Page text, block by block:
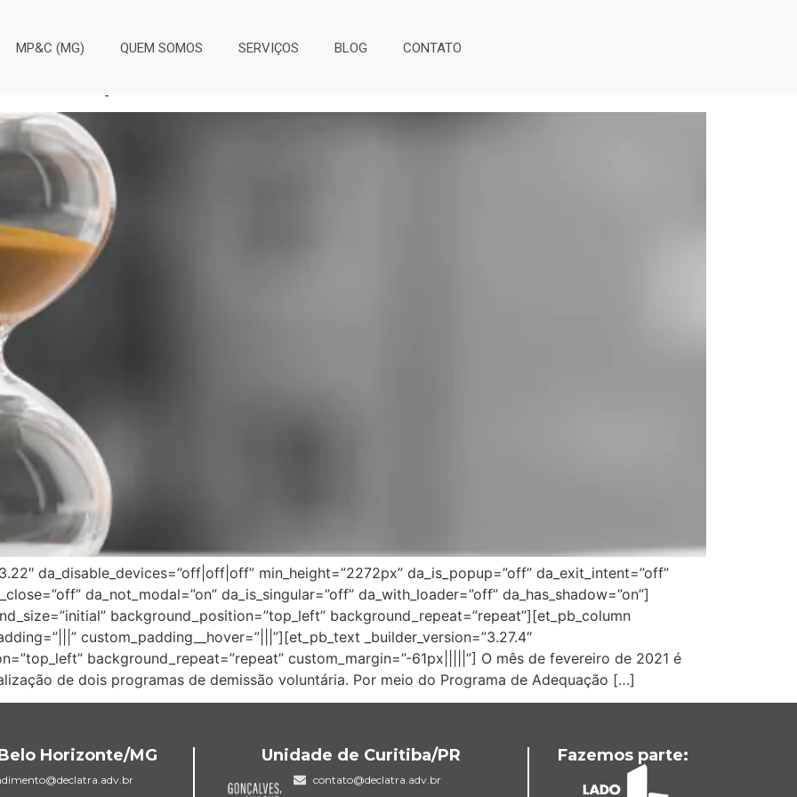
MP&C (MG) QUEM SOMOS SERVIÇOS BLOG CONTATO
da_disable_devices=”off|off|off” min_height=”2272px” da_is_popup=”off” da_exit_intent=”off”
da_not_modal=”on” da_is_singular=”off” da_with_loader=”off” da_has_shadow=”on”]
background_position=”top_left” background_repeat=”repeat”][et_pb_column
custom_padding__hover=”|||”][et_pb_text _builder_version=”3.27.4″
background_repeat=”repeat” custom_margin=”-61px|||||”] O mês de fevereiro de 2021 é
de dois programas de demissão voluntária. Por meio do Programa de Adequação […]
Horizonte/MG Unidade de Curitiba/PR
contato@declatra.adv.br
Fazemos parte: